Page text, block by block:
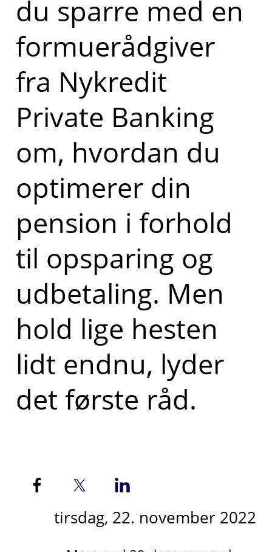
du sparre med en
formuerådgiver
fra Nykredit
Private Banking
om, hvordan du
optimerer din
pension i forhold
til opsparing og
udbetaling. Men
hold lige hesten
lidt endnu, lyder
det første råd.
tirsdag, 22. november 2022